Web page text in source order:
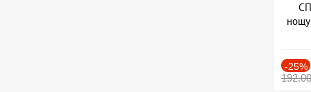
-25%